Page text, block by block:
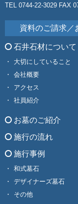
TEL 0744-22-3029 FAX
資料のご請求／
石井石材について
大切にしていること
会社概要
アクセス
社員紹介
お墓のご紹介
施行の流れ
施行事例
和式墓石
デザイナーズ墓石
その他